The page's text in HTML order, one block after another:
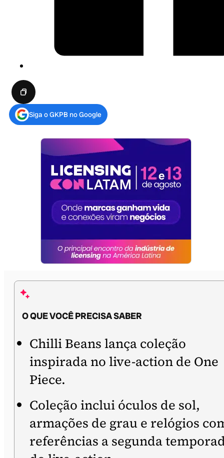
Siga o GKPB no Google
O QUE VOCÊ PRECISA SABER
Chilli Beans lança coleção
inspirada no live-action de One
Piece.
Coleção inclui óculos de sol,
armações de grau e relógios
referências a segunda